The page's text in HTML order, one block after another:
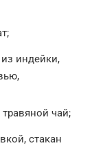
индейки,
чай;
стакан